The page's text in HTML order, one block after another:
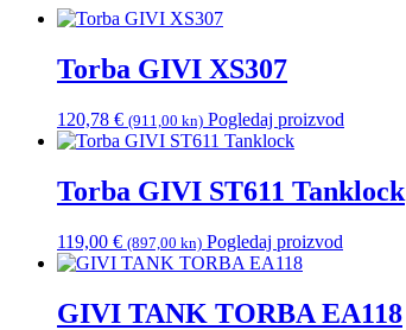
visoke
niske
Torba GIVI XS307
120,78 € (911,00 kn) Pogledaj proizvod
Torba GIVI ST611 Tanklock
119,00 € (897,00 kn) Pogledaj proizvod
GIVI TANK TORBA EA118